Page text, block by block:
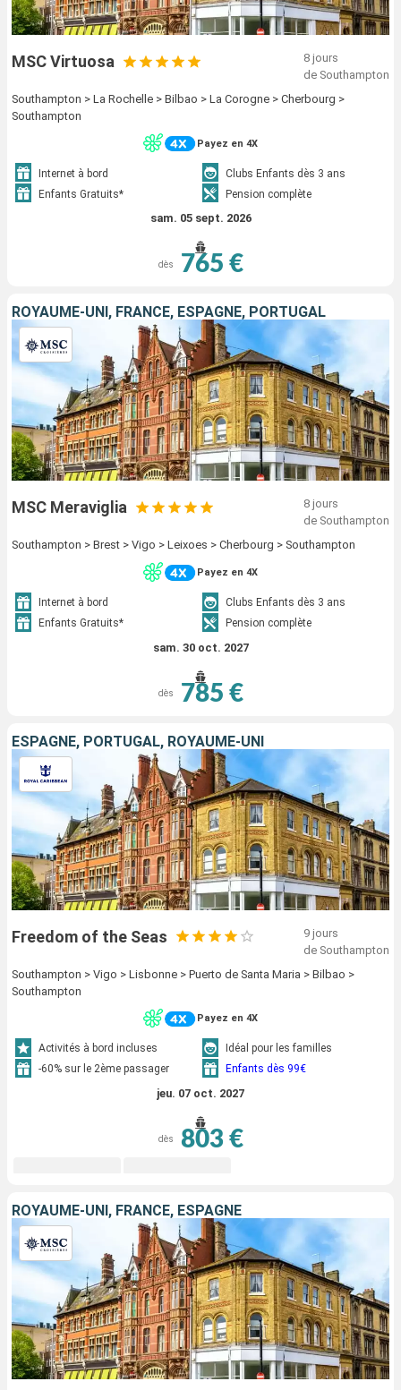
MSC Virtuosa
8 jours
de Southampton
Southampton > La Rochelle > Bilbao > La Corogne > Cherbourg >
Southampton
Payez en 4X
Internet à bord
Clubs Enfants dès 3 ans
Enfants Gratuits*
Pension complète
sam. 05 sept. 2026
dès 765 €
ROYAUME-UNI, FRANCE, ESPAGNE, PORTUGAL
MSC Meraviglia
8 jours
de Southampton
Southampton > Brest > Vigo > Leixoes > Cherbourg > Southampton
Payez en 4X
Internet à bord
Clubs Enfants dès 3 ans
Enfants Gratuits*
Pension complète
sam. 30 oct. 2027
dès 785 €
ESPAGNE, PORTUGAL, ROYAUME-UNI
Freedom of the Seas
9 jours
de Southampton
Southampton > Vigo > Lisbonne > Puerto de Santa Maria > Bilbao >
Southampton
Payez en 4X
Activités à bord incluses
Idéal pour les familles
-60% sur le 2ème passager
Enfants dès 99€
jeu. 07 oct. 2027
dès 803 €
ROYAUME-UNI, FRANCE, ESPAGNE